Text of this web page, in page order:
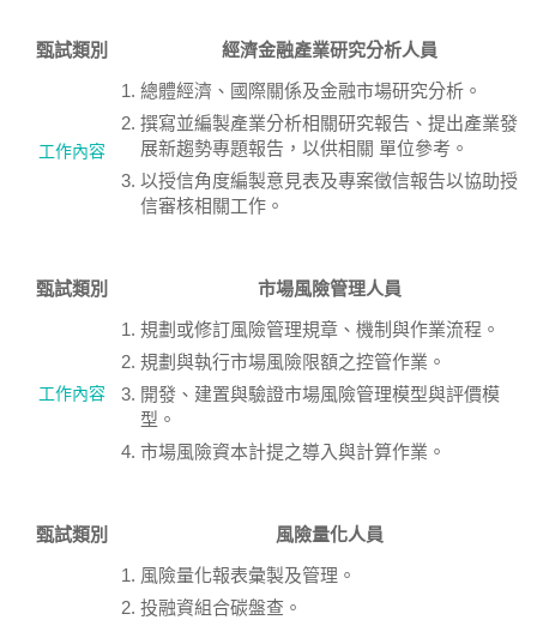
甄試類別 經濟金融產業研究分析人員
工作內容
總體經濟、國際關係及金融市場研究分析。
撰寫並編製產業分析相關研究報告、提出產業發
展新趨勢專題報告，以供相關 單位參考。
以授信角度編製意見表及專案徵信報告以協助授
信審核相關工作。
甄試類別 市場風險管理人員
工作內容
規劃或修訂風險管理規章、機制與作業流程。
規劃與執行市場風險限額之控管作業。
開發、建置與驗證市場風險管理模型與評價模
型。
市場風險資本計提之導入與計算作業。
甄試類別 風險量化人員
風險量化報表彙製及管理。
投融資組合碳盤查。